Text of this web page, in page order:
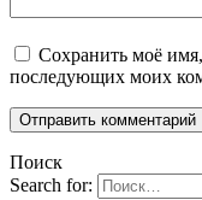
Сохранить моё имя,
последующих моих
Поиск
Search for: